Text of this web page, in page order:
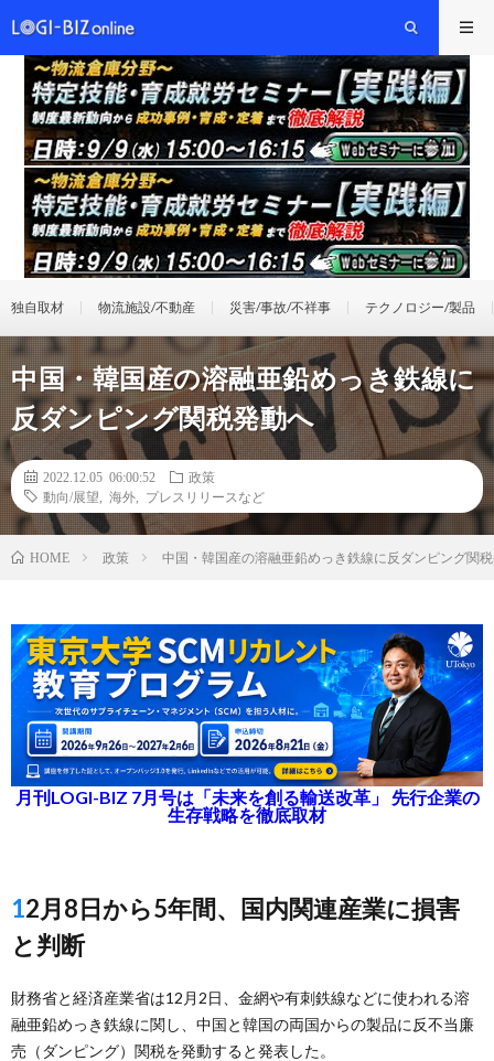
独自取材 物流施設/不動産 災害/事故/不祥事 テクノロジー/製品
中国・韓国産の溶融亜鉛めっき鉄線に
反ダンピング関税発動へ
2022.12.05 06:00:52
政策
動向/展望
海外 プレスリリースなど
HOME 政策 中国・韓国産の溶融亜鉛めっき鉄線に反ダンピング関
月刊LOGI-BIZ 7月号は「未来を創る輸送改革」 先行企業の
生存戦略を徹底取材
12月8日から5年間、国内関連産業に損害
と判断
財務省と経済産業省は12月2日、金網や有刺鉄線などに使われる溶
融亜鉛めっき鉄線に関し、中国と韓国の両国からの製品に反不当廉
売（ダンピング）関税を発動すると発表した。